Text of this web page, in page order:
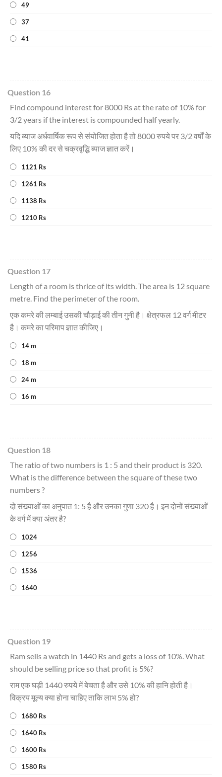
49
37
41
Question 16
Find compound interest for 8000 Rs at the rate of 10% for
3/2 years if the interest is compounded half yearly.
यदि ब्याज अर्धवार्षिक रूप से संयोजित होता है तो 8000 रुपये पर 3/2 वर्षों के
लिए 10% की दर से चक्रवृद्धि ब्याज ज्ञात करें।
1121 Rs
1261 Rs
1138 Rs
1210 Rs
Question 17
Length of a room is thrice of its width. The area is 12 square
metre. Find the perimeter of the room.
एक कमरे की लम्बाई उसकी चौड़ाई की तीन गुनी है। क्षेत्रफल 12 वर्ग मीटर
है। कमरे का परिमाप ज्ञात कीजिए।
14 m
18 m
24 m
16 m
Question 18
The ratio of two numbers is 1 : 5 and their product is 320.
What is the difference between the square of these two
numbers ?
दो संख्याओं का अनुपात 1: 5 है और उनका गुणा 320 है। इन दोनों संख्याओं
के वर्ग में क्या अंतर है?
1024
1256
1536
1640
Question 19
Ram sells a watch in 1440 Rs and gets a loss of 10%. What
should be selling price so that profit is 5%?
राम एक घड़ी 1440 रुपये में बेचता है और उसे 10% की हानि होती है।
विक्रय मूल्य क्या होना चाहिए ताकि लाभ 5% हो?
1680 Rs
1640 Rs
1600 Rs
1580 Rs